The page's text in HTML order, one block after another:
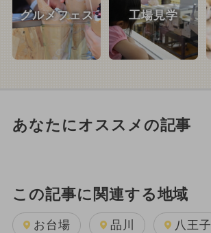
グルメフェス 工場見学
あなたにオススメの記事
この記事に関連する地域
お台場 品川 八王子